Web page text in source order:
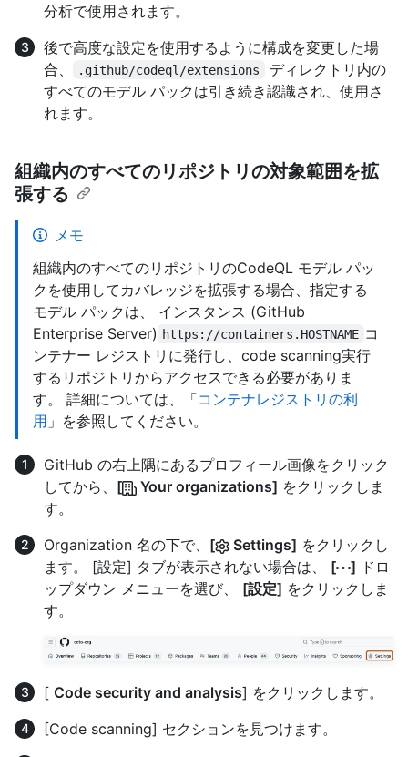
分析で使用されます。
後で高度な設定を使用するように構成を変更した場
合、
.github/codeql/extensions
ディレクトリ内の
すべてのモデル パックは引き続き認識され、使用さ
れます。
組織内のすべてのリポジトリの対象範囲を拡
張する
メモ
組織内のすべてのリポジトリのCodeQL モデル パッ
クを使用してカバレッジを拡張する場合、指定する
モデル パックは、 インスタンス (GitHub
Enterprise Server) https://containers.HOSTNAME コ
ンテナー レジストリに発行し、code scanning実行
するリポジトリからアクセスできる必要がありま
す。 詳細については、「コンテナレジストリの利
用 」を参照してください。
GitHub の右上隅にあるプロフィール画像をクリック
してから、 [ Your organizations] をクリックしま
す。
Organization 名の下で、 [ Settings] をクリックし
ます。 [設定] タブが表示されない場合は、 [ ] ドロ
ップダウン メニューを選び、 [設定] をクリックしま
す。
[ Code security and analysis] をクリックします。
[Code scanning] セクションを見つけます。